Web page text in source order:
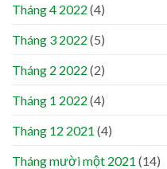
Tháng 4 2022 (4)
Tháng 3 2022 (5)
Tháng 2 2022 (2)
Tháng 1 2022 (4)
Tháng 12 2021 (4)
Tháng mười một 2021 (14)